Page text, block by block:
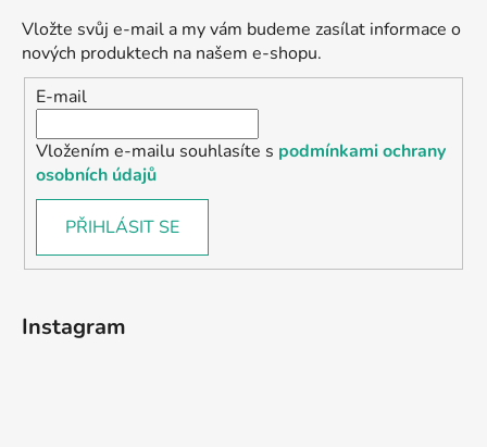
Vložte svůj e-mail a my vám budeme zasílat informace o
nových produktech na našem e-shopu.
E-mail
Vložením e-mailu souhlasíte s podmínkami ochrany
osobních údajů
PŘIHLÁSIT SE
Instagram